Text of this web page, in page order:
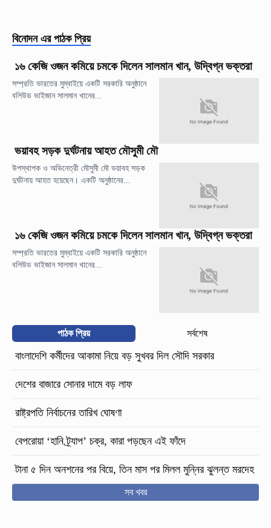
বিনোদন এর পাঠক প্রিয়
১৬ কেজি ওজন কমিয়ে চমকে দিলেন সালমান খান, উদ্বিগ্ন ভক্তরা
সম্প্রতি ভারতের মুম্বাইয়ে একটি সরকারি অনুষ্ঠানে
বলিউড ভাইজান সালমান খানের...
ভয়াবহ সড়ক দুর্ঘটনায় আহত মৌসুমী মৌ
উপস্থাপক ও অভিনেত্রী মৌসুমী মৌ ভয়াবহ সড়ক
দুর্ঘটনায় আহত হয়েছেন। একটি অনুষ্ঠানের...
১৬ কেজি ওজন কমিয়ে চমকে দিলেন সালমান খান, উদ্বিগ্ন ভক্তরা
সম্প্রতি ভারতের মুম্বাইয়ে একটি সরকারি অনুষ্ঠানে
বলিউড ভাইজান সালমান খানের...
পাঠক প্রিয় সর্বশেষ
বাংলাদেশি কর্মীদের আকামা নিয়ে বড় সুখবর দিল সৌদি সরকার
দেশের বাজারে সোনার দামে বড় লাফ
রাষ্ট্রপতি নির্বাচনের তারিখ ঘোষণা
বেপরোয়া ‘হানি ট্র্যাপ’ চক্র, কারা পড়ছেন এই ফাঁদে
টানা ৫ দিন অনশনের পর বিয়ে, তিন মাস পর মিলল মুন্নির ঝুলন্ত মরদেহ
সব খবর